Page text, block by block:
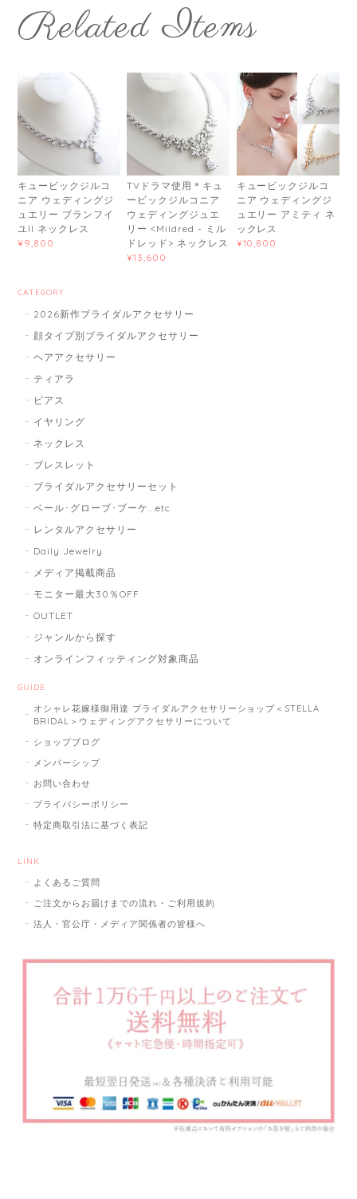
Related Items
キュービックジルコ
ニア ウェディングジ
ュエリー ブランフイ
ユII ネックレス
¥9,800
TVドラマ使用＊キュ
ービックジルコニア
ウェディングジュエ
リー <Mildred - ミル
ドレッド> ネックレス
¥13,600
キュービックジルコ
ニア ウェディングジ
ュエリー アミティ ネ
ックレス
¥10,800
CATEGORY
2026新作ブライダルアクセサリー
顔タイプ別ブライダルアクセサリー
ヘアアクセサリー
ティアラ
ピアス
イヤリング
ネックレス
ブレスレット
ブライダルアクセサリーセット
ベール･グローブ･ブーケ...etc
レンタルアクセサリー
Daily Jewelry
メディア掲載商品
モニター最大30％OFF
OUTLET
ジャンルから探す
オンラインフィッティング対象商品
GUIDE
オシャレ花嫁様御用達 ブライダルアクセサリーショップ＜STELLA
BRIDAL＞ウェディングアクセサリーについて
ショップブログ
メンバーシップ
お問い合わせ
プライバシーポリシー
特定商取引法に基づく表記
LINK
よくあるご質問
ご注文からお届けまでの流れ・ご利用規約
法人・官公庁・メディア関係者の皆様へ